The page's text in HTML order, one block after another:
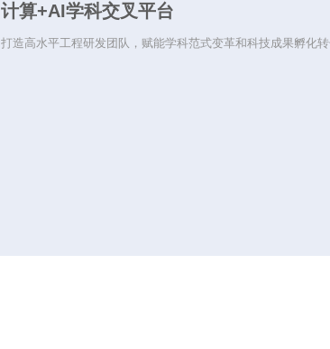
计算+AI学科交叉平台
打造高水平工程研发团队，赋能学科范式变革和科技成果孵化转